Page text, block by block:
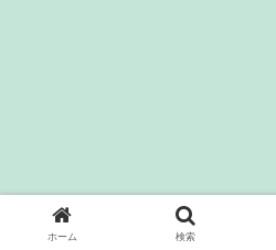
ホーム 検索